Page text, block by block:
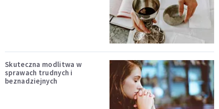
Skuteczna modlitwa w
sprawach trudnych i
beznadziejnych